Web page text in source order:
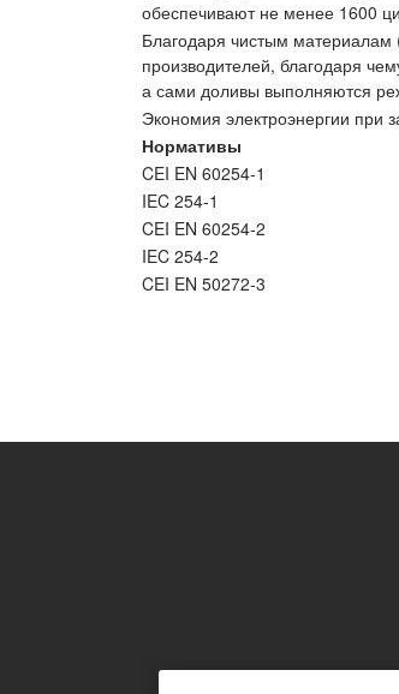
обеспечивают не менее 1600
Благодаря чистым материалам
производителей, благодаря
а сами доливы выполняются
Экономия электроэнергии при
Нормативы
CEI EN 60254-1
IEC 254-1
CEI EN 60254-2
IEC 254-2
CEI EN 50272-3